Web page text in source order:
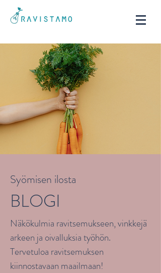
Syömisen ilosta
BLOGI
Näkökulmia ravitsemukseen, vinkkejä
arkeen ja oivalluksia työhön.
Tervetuloa ravitsemuksen
kiinnostavaan maailmaan!